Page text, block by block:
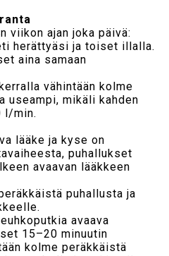
viikon ajan joka päivä:
herättyäsi ja toiset illalla.
aina samaan
vähintään kolme
useampi, mikäli kahden
l/min.
lääke ja kyse on
puhallukset
avaavan lääkkeen
puhallusta ja
avaava
15–20 minuutin
kolme peräkkäistä